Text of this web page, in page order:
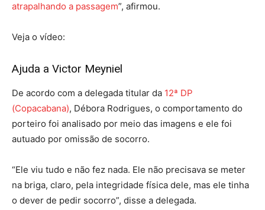
atrapalhando a passagem”, afirmou.
Veja o vídeo:
Ajuda a Victor Meyniel
De acordo com a delegada titular da 12ª DP
(Copacabana), Débora Rodrigues, o comportamento do
porteiro foi analisado por meio das imagens e ele foi
autuado por omissão de socorro.
“Ele viu tudo e não fez nada. Ele não precisava se meter
na briga, claro, pela integridade física dele, mas ele tinha
o dever de pedir socorro”, disse a delegada.